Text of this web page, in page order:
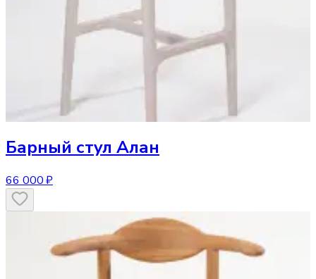
Барный стул Алан
66 000 ₽